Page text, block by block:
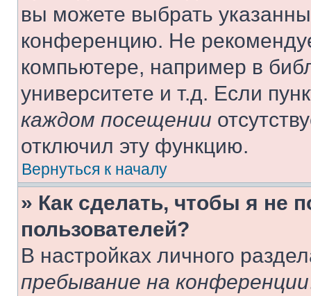
вы можете выбрать
конференцию. Не
компьютере, например в
университете и т.д. Если
каждом посещении
отключил эту функцию.
Вернуться к началу
» Как сделать, чтобы я не
пользователей?
В настройках личного
пребывание на конференции